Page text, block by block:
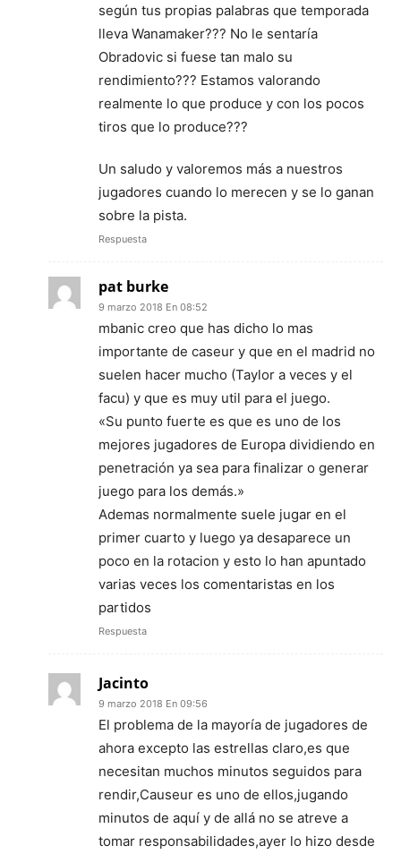
según tus propias palabras que temporada
lleva Wanamaker??? No le sentaría
Obradovic si fuese tan malo su
rendimiento??? Estamos valorando
realmente lo que produce y con los pocos
tiros que lo produce???
Un saludo y valoremos más a nuestros
jugadores cuando lo merecen y se lo ganan
sobre la pista.
Respuesta
pat burke
9 marzo 2018 En 08:52
mbanic creo que has dicho lo mas
importante de caseur y que en el madrid no
suelen hacer mucho (Taylor a veces y el
facu) y que es muy util para el juego.
«Su punto fuerte es que es uno de los
mejores jugadores de Europa dividiendo en
penetración ya sea para finalizar o generar
juego para los demás.»
Ademas normalmente suele jugar en el
primer cuarto y luego ya desaparece un
poco en la rotacion y esto lo han apuntado
varias veces los comentaristas en los
partidos
Respuesta
Jacinto
9 marzo 2018 En 09:56
El problema de la mayoría de jugadores de
ahora excepto las estrellas claro,es que
necesitan muchos minutos seguidos para
rendir,Causeur es uno de ellos,jugando
minutos de aquí y de allá no se atreve a
tomar responsabilidades,ayer lo hizo desde